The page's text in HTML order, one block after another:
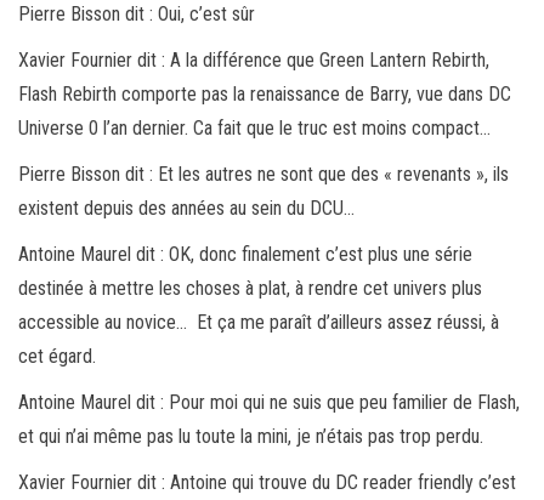
Pierre Bisson dit : Oui, c’est sûr
Xavier Fournier dit : A la différence que Green Lantern Rebirth,
Flash Rebirth comporte pas la renaissance de Barry, vue dans DC
Universe 0 l’an dernier. Ca fait que le truc est moins compact…
Pierre Bisson dit : Et les autres ne sont que des « revenants », ils
existent depuis des années au sein du DCU…
Antoine Maurel dit : OK, donc finalement c’est plus une série
destinée à mettre les choses à plat, à rendre cet univers plus
accessible au novice… Et ça me paraît d’ailleurs assez réussi, à
cet égard.
Antoine Maurel dit : Pour moi qui ne suis que peu familier de Flash,
et qui n’ai même pas lu toute la mini, je n’étais pas trop perdu.
Xavier Fournier dit : Antoine qui trouve du DC reader friendly c’est